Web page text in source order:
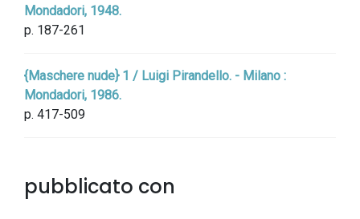
Mondadori, 1948.
p. 187-261
{Maschere nude} 1 / Luigi Pirandello. - Milano :
Mondadori, 1986.
p. 417-509
pubblicato con